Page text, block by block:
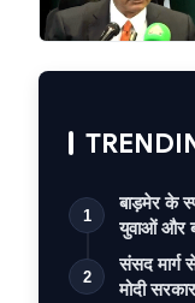
1
बाड़मेर के
युवाओं और
2
संसद मार्ग
मोदी